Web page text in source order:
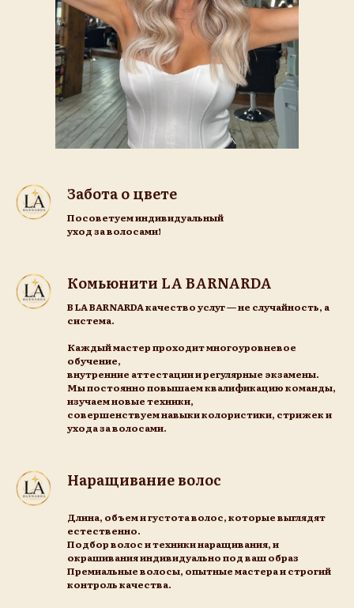
Забота о цвете
Посоветуем индивидуальный
уход за волосами!
Комьюнити LA BARNARDA
В LA BARNARDA качество услуг — не случайность, а
система.
Каждый мастер проходит многоуровневое
обучение,
внутренние аттестации и регулярные экзамены.
Мы постоянно повышаем квалификацию команды,
изучаем новые техники,
совершенствуем навыки колористики, стрижек и
ухода за волосами.
Наращивание волос
Длина, объем и густота волос, которые выглядят
естественно.
Подбор волос и техники наращивания, и
окрашивания индивидуально под ваш образ
Премиальные волосы, опытные мастера и строгий
контроль качества.